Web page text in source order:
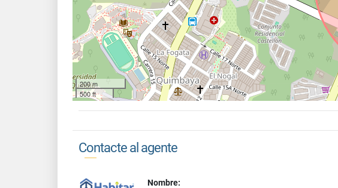
200 m
500 ft
Contacte al agente
Nombre: